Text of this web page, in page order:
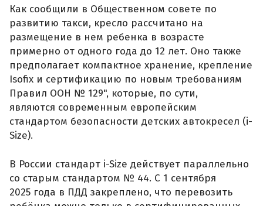
Как сообщили в Общественном совете по
развитию такси, кресло рассчитано на
размещение в нем ребенка в возрасте
примерно от одного года до 12 лет. Оно также
предполагает компактное хранение, крепление
Isofix и сертификацию по новым требованиям
Правил ООН № 129", которые, по сути,
являются современным европейским
стандартом безопасности детских автокресел (i-
Size).
В России стандарт i-Size действует параллельно
со старым стандартом № 44. С 1 сентября
2025 года в ПДД закреплено, что перевозить